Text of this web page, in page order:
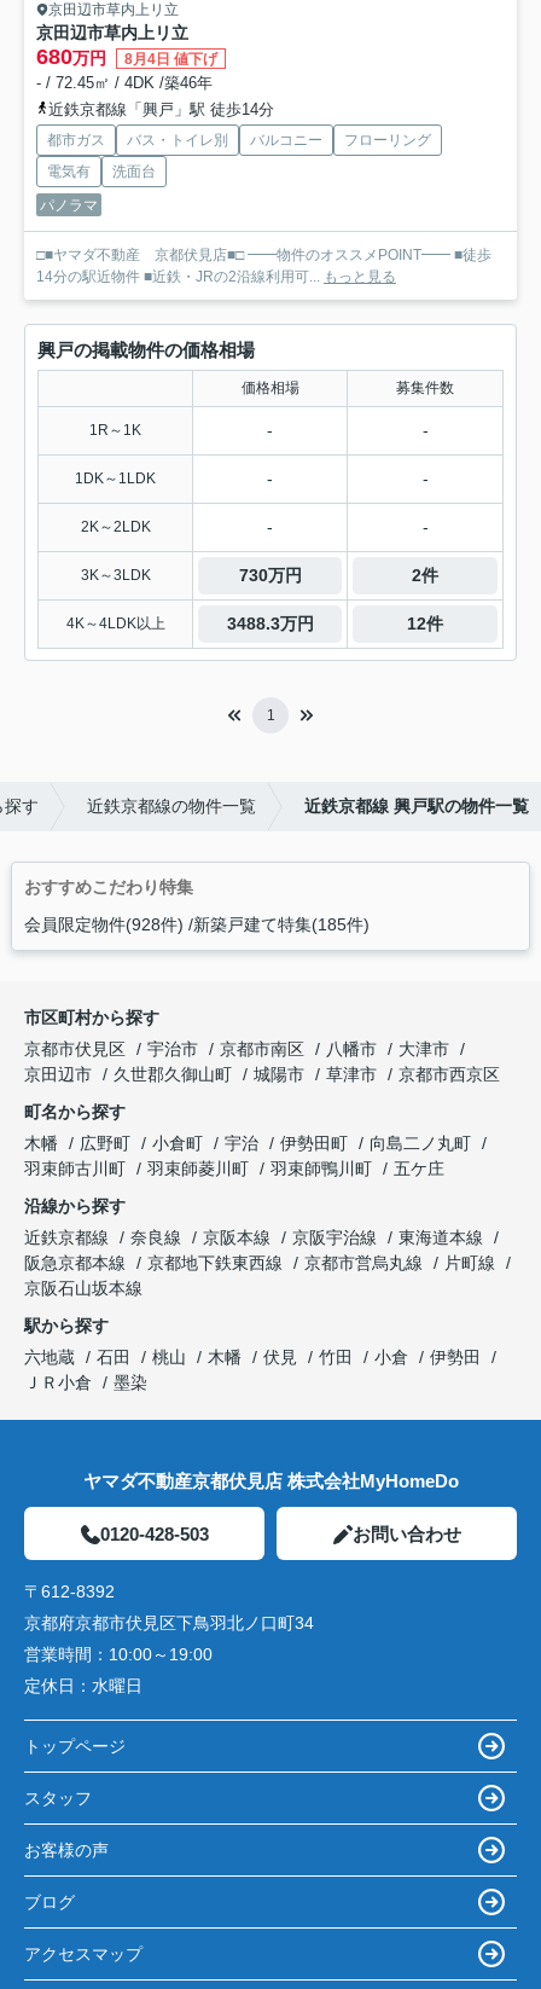
京田辺市草内上リ立
京田辺市草内上リ立
680万円 8月4日 値下げ
- / 72.45㎡ / 4DK /築46年
近鉄京都線「興戸」駅 徒歩14分
都市ガス バス・トイレ別 バルコニー
フローリング
電気有
洗面台
パノラマ
□■ヤマダ不動産 京都伏見店■□ ━━物件のオススメPOINT━━ ■徒歩
14分の駅近物件 ■近鉄・JRの2沿線利用可... もっと見る
興戸の掲載物件の価格相場
価格相場 募集件数
1R～1K - -
1DK～1LDK - -
2K～2LDK - -
3K～3LDK 730万円 2件
4K～4LDK以上 3488.3万円 12件
1
探す 近鉄京都線の物件一覧 近鉄京都線 興戸駅の物件一覧
おすすめこだわり特集
会員限定物件(928件) 新築戸建て特集(185件)
市区町村から探す
京都市伏見区
宇治市 京都市南区 八幡市
大津市
京田辺市
久世郡久御山町 城陽市 草津市
京都市西京区
町名から探す
木幡
広野町 小倉町 宇治 伊勢田町
向島二ノ丸町
羽束師古川町
羽束師菱川町 羽束師鴨川町
五ケ庄
沿線から探す
近鉄京都線
奈良線 京阪本線 京阪宇治線
東海道本線
阪急京都本線
京都地下鉄東西線 京都市営烏丸線
片町線
京阪石山坂本線
駅から探す
六地蔵
石田 桃山 木幡 伏見 竹田 小倉
伊勢田
ＪＲ小倉
墨染
ヤマダ不動産京都伏見店 株式会社MyHomeDo
0120-428-503 お問い合わせ
〒612-8392
京都府京都市伏見区下鳥羽北ノ口町34
営業時間： 10:00～19:00
定休日： 水曜日
トップページ
スタッフ
お客様の声
ブログ
アクセスマップ